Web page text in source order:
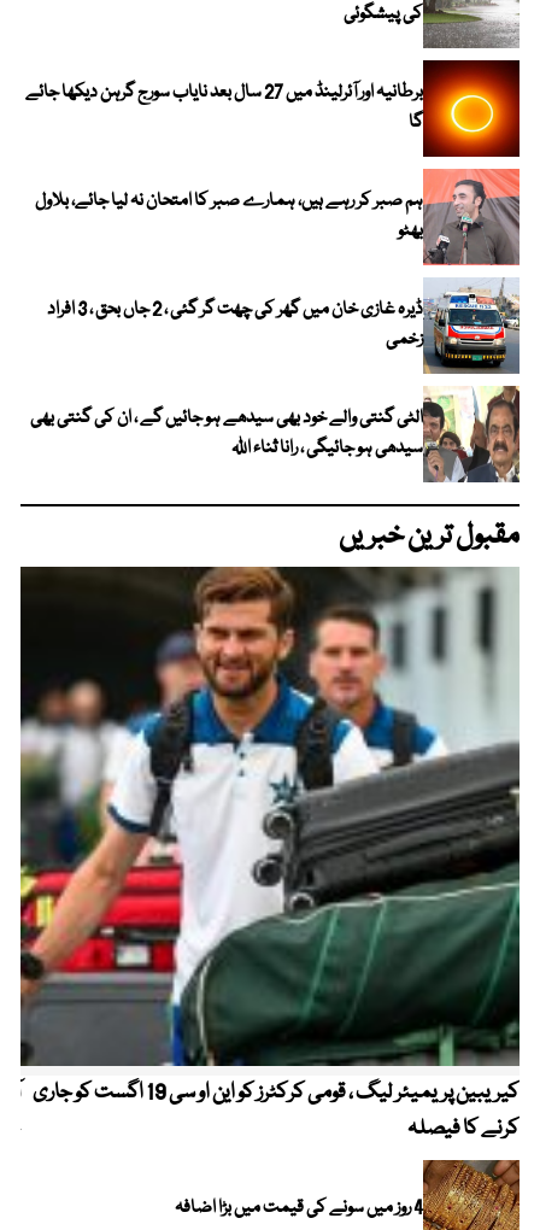
کی پیشگوئی
برطانیہ اور آئرلینڈ میں 27 سال بعد نایاب سورج گرہن دیکھا جائے
گا
ہم صبر کر رہے ہیں، ہمارے صبر کا امتحان نہ لیا جائے، بلاول
بھٹو
ڈیرہ غازی خان میں گھر کی چھت گر گئی ، 2 جاں بحق ، 3 افراد
زخمی
الٹی گنتی والے خود بھی سیدھے ہو جائیں گے ، ان کی گنتی بھی
سیدھی ہو جائیگی ، رانا ثناء اللہ
مقبول ترین خبریں
کیریبین پریمیئر لیگ ، قومی کرکٹرز کو این او سی 19 اگست کو جاری
کرنے کا فیصلہ
4 روز میں سونے کی قیمت میں بڑا اضافہ